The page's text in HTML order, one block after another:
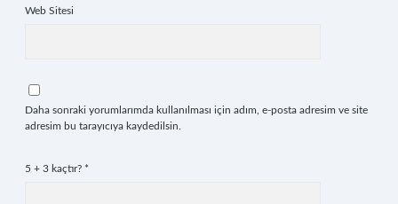
Web Sitesi
Daha sonraki yorumlarımda kullanılması için adım, e-posta adresim ve site
adresim bu tarayıcıya kaydedilsin.
5 + 3 kaçtır? *